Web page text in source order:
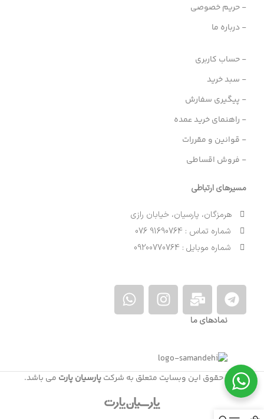
- حریم خصوصی
- درباره ما
- حساب کاربری
- سبد خرید
- پیگیری سفارش
- راهنمای خرید عمده
- قوانین و مقررات
- فروش اقساطی
مسیرهای ارتباطی
هرمزگان، پارسیان، خیابان رازی
شماره تماس : 91690764 076
شماره موبایل : 09200770764
نمادهای ما
کلیه حقوق این وبسایت متعلق به شرکتپارسیان پارت می باشد.